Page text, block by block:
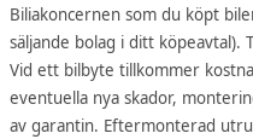
Biliakoncernen som du köpt
säljande bolag i ditt köpeavtal).
Vid ett bilbyte tillkommer
eventuella nya skador,
av garantin. Eftermonterad